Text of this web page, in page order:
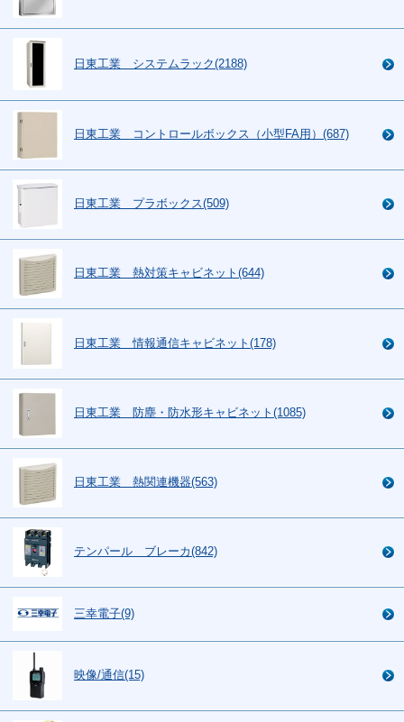
日東工業 システムラック(2188)
日東工業 コントロールボックス（小型FA用）(687)
日東工業 プラボックス(509)
日東工業 熱対策キャビネット(644)
日東工業 情報通信キャビネット(178)
日東工業 防塵・防水形キャビネット(1085)
日東工業 熱関連機器(563)
テンパール ブレーカ(842)
三幸電子(9)
映像/通信(15)